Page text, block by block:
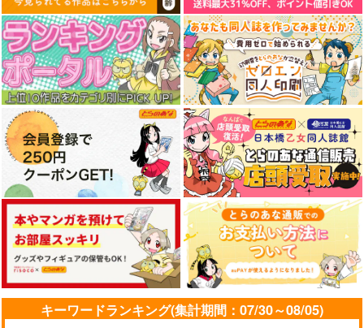
森羅万象に触れて
幽閉サテライト
1,564円（税込）
サンプル
作品詳細
青バニーガールタペス
トリー
sakiyama幕府
1,100円（税込）
青バニーガール
サンプル
作品詳細
白バニーガールタペス
トリー
sakiyama幕府
1,100円（税込）
白バニーガール
サンプル
作品詳細
キーワードランキング(集計期間：07/30～08/05)